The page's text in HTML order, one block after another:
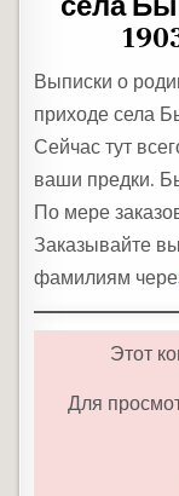
Выписки о
приходе села
Сейчас тут
ваши предки.
По мере
Заказывайте
фамилиям
Этот
Для